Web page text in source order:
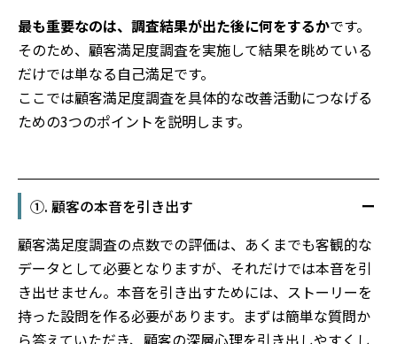
最も重要なのは、調査結果が出た後に何をするかです。
そのため、顧客満足度調査を実施して結果を眺めている
だけでは単なる自己満足です。
ここでは顧客満足度調査を具体的な改善活動につなげる
ための3つのポイントを説明します。
①. 顧客の本音を引き出す
顧客満足度調査の点数での評価は、あくまでも客観的な
データとして必要となりますが、それだけでは本音を引
き出せません。本音を引き出すためには、ストーリーを
持った設問を作る必要があります。まずは簡単な質問か